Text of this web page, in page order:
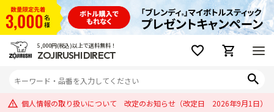
5,000円(税込)以上で送料無料！
ZOJIRUSHI DIRECT
個人情報の取り扱いについて 改定のお知らせ（改定日 2026年9月1日）